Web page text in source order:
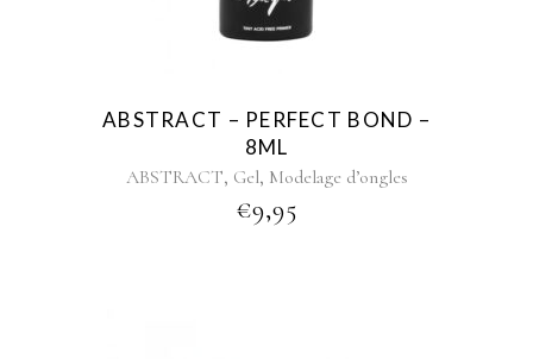
ABSTRACT – PERFECT BOND –
8ML
ABSTRACT, Gel, Modelage d’ongles
€9,95